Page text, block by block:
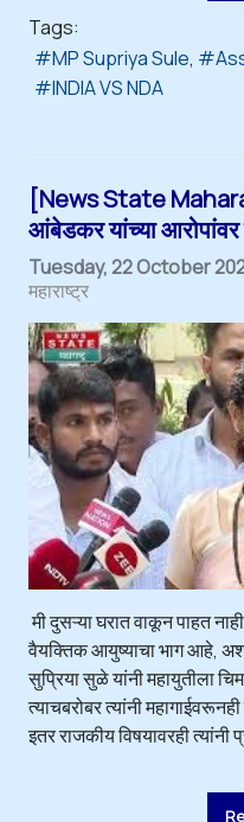
Tags:
MP Supriya Sule
INDIA VS NDA
[News State
आंबेडकर यांच्या आरोपांवर
Tuesday, 22 October
महाराष्ट्र
मी दुसऱ्या घरात वाकून पाहत
वैयक्तिक आयुष्याचा भाग आहे,
सुप्रिया सुळे यांनी महायुतीला
त्याचबरोबर त्यांनी
इतर राजकीय विषयावरही